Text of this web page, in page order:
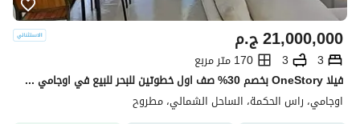
ج.م21,000,000
3
3
170 متر مربع
فيلا OneStory بخصم 30% صف اول خطوتين للبحر للبيع في اوجامي سوديك ogami sodic north coast راس الحكمه بجوار فوكا باى وماونتن فيو ولافيستا
اوجامي، راس الحكمة، الساحل الشمالي، مطروح